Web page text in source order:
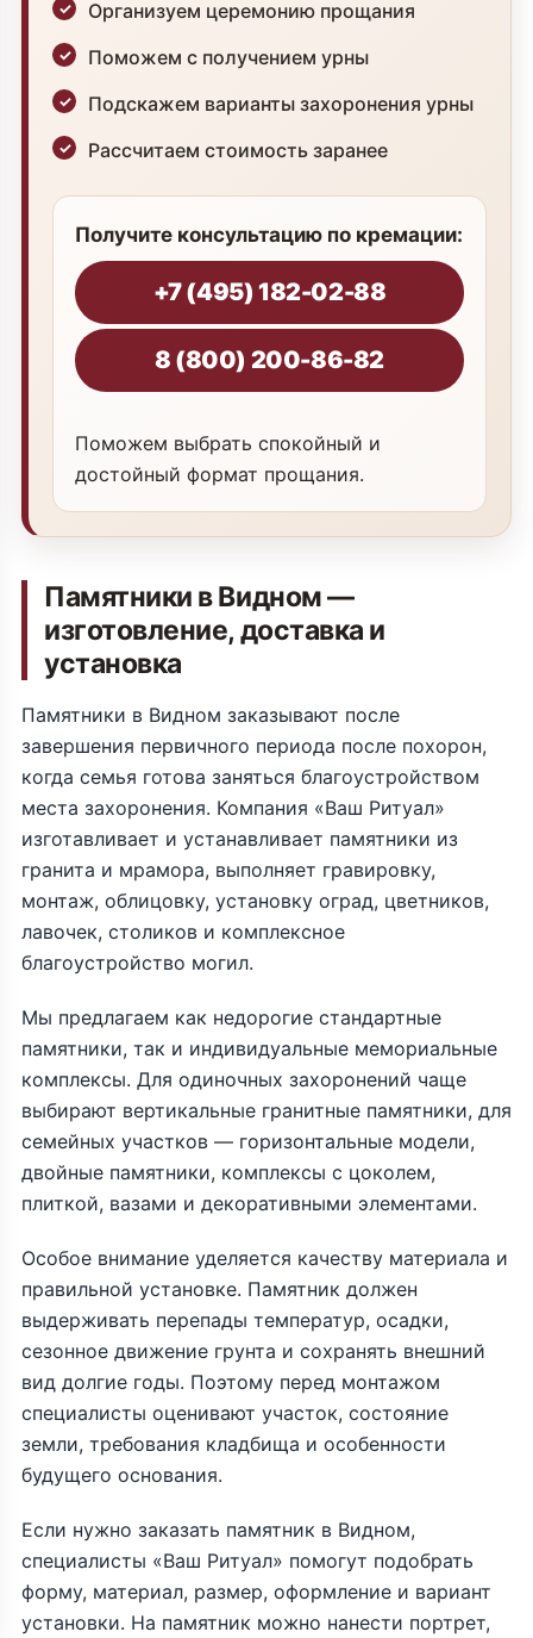
Организуем церемонию прощания
Поможем с получением урны
Подскажем варианты захоронения урны
Рассчитаем стоимость заранее
Получите консультацию по кремации:
+7 (495) 182-02-88
8 (800) 200-86-82
Поможем выбрать спокойный и
достойный формат прощания.
Памятники в Видном —
изготовление, доставка и
установка
Памятники в Видном заказывают после
завершения первичного периода после похорон,
когда семья готова заняться благоустройством
места захоронения. Компания «Ваш Ритуал»
изготавливает и устанавливает памятники из
гранита и мрамора, выполняет гравировку,
монтаж, облицовку, установку оград, цветников,
лавочек, столиков и комплексное
благоустройство могил.
Мы предлагаем как недорогие стандартные
памятники, так и индивидуальные мемориальные
комплексы. Для одиночных захоронений чаще
выбирают вертикальные гранитные памятники, для
семейных участков — горизонтальные модели,
двойные памятники, комплексы с цоколем,
плиткой, вазами и декоративными элементами.
Особое внимание уделяется качеству материала и
правильной установке. Памятник должен
выдерживать перепады температур, осадки,
сезонное движение грунта и сохранять внешний
вид долгие годы. Поэтому перед монтажом
специалисты оценивают участок, состояние
земли, требования кладбища и особенности
будущего основания.
Если нужно заказать памятник в Видном,
специалисты «Ваш Ритуал» помогут подобрать
форму, материал, размер, оформление и вариант
установки. На памятник можно нанести портрет,